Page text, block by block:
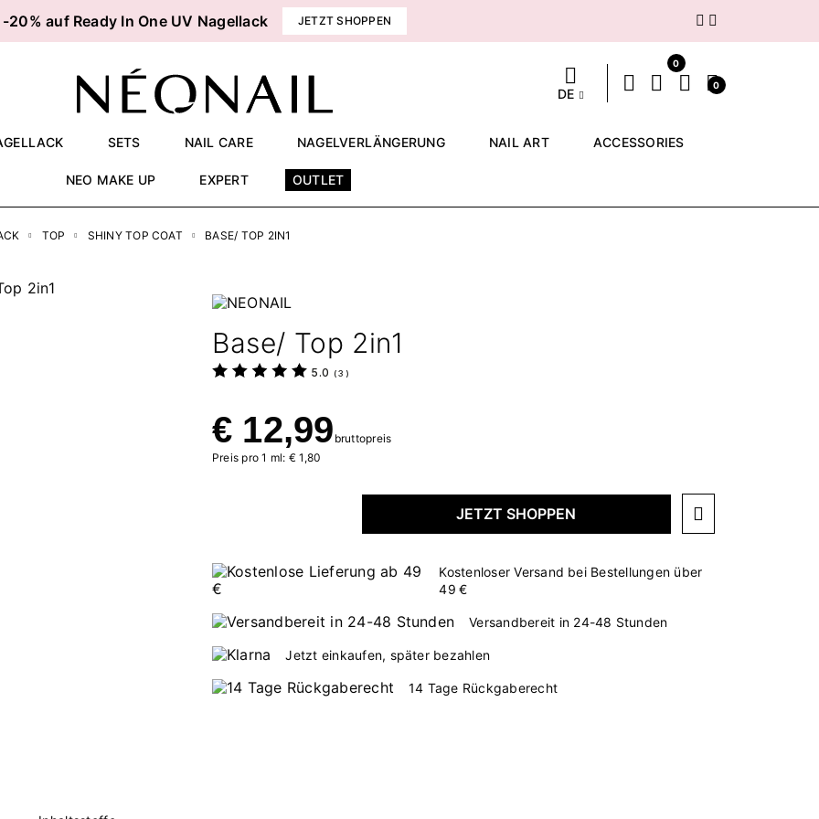
-20% auf Ready In One UV Nagellack JETZT SHOPPEN Weiter
DE
0
0
SETS NAIL CARE NAGELVERLÄNGERUNG NAIL ART ACCESSORIES
NEO MAKE UP EXPERT OUTLET
TOP SHINY TOP COAT BASE/ TOP 2IN1
Base/ Top 2in1
5.0 ( 3 )
€ 12,99 bruttopreis
Preis pro 1 ml: € 1,80
JETZT SHOPPEN
Kostenloser Versand bei Bestellungen über
49 €
Versandbereit in 24-48 Stunden
Jetzt einkaufen, später bezahlen
14 Tage Rückgaberecht